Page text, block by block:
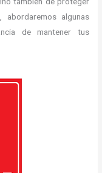
algunas
de mantener tus